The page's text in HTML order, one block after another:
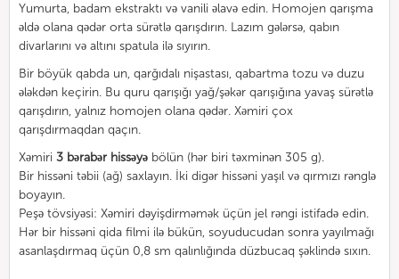
Yumurta, badam ekstraktı və vanili əlavə edin. Homojen qarışma
əldə olana qədər orta sürətlə qarışdırın. Lazım gələrsə, qabın
divarlarını və altını spatula ilə sıyırın.
Bir böyük qabda un, qarğıdalı nişastası, qabartma tozu və duzu
ələkdən keçirin. Bu quru qarışığı yağ/şəkər qarışığına yavaş sürətlə
qarışdırın, yalnız homojen olana qədər. Xəmiri çox
qarışdırmaqdan qaçın.
Xəmiri 3 bərabər hissəyə bölün (hər biri təxminən 305 g).
Bir hissəni təbii (ağ) saxlayın. İki digər hissəni yaşıl və qırmızı rənglə
boyayın.
Peşə tövsiyəsi: Xəmiri dəyişdirməmək üçün jel rəngi istifadə edin.
Hər bir hissəni qida filmi ilə bükün, soyuducudan sonra yayılmağı
asanlaşdırmaq üçün 0,8 sm qalınlığında düzbucaq şəklində sıxın.